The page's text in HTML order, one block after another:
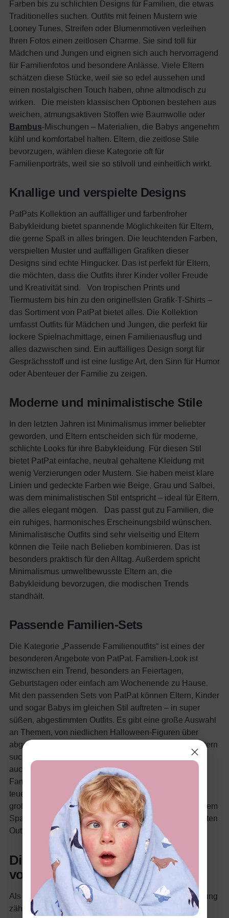
Farben bis zu schlichten Designs für Familien, die etwas
Traditionelles suchen. Outfits mit feinen Mustern wie
Looney Tunes, Streifen oder Blumenmotiven verleihen
Ihren Fotos einen zeitlosen Charme. Sie sind toll für
Mädchen und Jungen und eignen sich auch hervorragend
für Familienfotos und besondere Anlässe. Viele Eltern
schätzen diese Stücke, weil sie so edel aussehen und
einen nostalgischen Touch haben, ohne altmodisch zu
wirken.
Die meisten klassischen Optionen bestehen aus
weichen, atmungsaktiven Stoffen wie Baumwolle oder
Bambus-Mischungen – Materialien, die Babys angenehm
kühl und komfortabel halten. Eltern, die zeitlose Stile
bevorzugen, wählen diese Kategorie oft für
Familienporträts, weil sie so stilvoll und einheitlich wirkt.
Knallige und verspielte Designs
PatPats Kollektion an auffälliger und farbenfroher
Babykleidung bietet spannende Möglichkeiten für Eltern,
die gerne Spaß in alles bringen. Die leuchtenden Farben,
verspielten Muster und auffälligen Grafiken dieser
Designs sind echte Hingucker. Das ist perfekt für Eltern,
die möchten, dass die Outfits ihrer Kinder voller Freude
und Kreativität sind.
Von tropischen Prints und
Tiermustern bis hin zu den originellsten Grafik-T-Shirts –
das Sortiment von PatPat bietet alles. Die Kollektion
umfasst Outfits für Mädchen und Jungen, die perfekt für
lockere Spielnachmittage, einen Familienausflug und
alles dazwischen sind. Ein auffälliges Design sorgt für
Gesprächsstoff und ist eine lustige Art, den Sinn für Humor
oder Abenteuer der Familie zu zeigen.
Moderne und minimalistische Stile
In den letzten Jahren ist Minimalismus immer beliebter
geworden, und Eltern entscheiden sich für moderne,
schlichte Looks für ihre Babykleidung. Für diesen Stil
bietet PatPat einfache, neutral gehaltene Kleidung mit
wenig Verzierungen oder Mustern. Sie haben meist klare
Linien und gedeckte Farben wie Beige, Grau und Salbei,
was dem minimalistischen Stil entspricht – ideal für Eltern,
die alles elegant mögen.
Das passt gut zu Familien, die
ein ruhiges, harmonisches Erscheinungsbild wünschen.
Minimalistische Outfits sind sehr vielseitig und Eltern
können die Teile nach Belieben kombinieren. Das ist
besonders praktisch für den Alltag. Außerdem spricht
Minimalismus umweltbewusste Eltern an, die
Babykleidung bevorzugen, die modischen Trends
standhält.
Passende Familien-Sets
Die Kategorie „Passende Familienoutfits“ ist eines der
besonderen Angebote von PatPat. Familien-Look ist
inzwischen ein Trend, besonders an Feiertagen,
Geburtstagen oder einfach am Wochenende zu Hause.
Mit den passenden Sets von PatPat können Eltern, Kinder
und sogar Babys im gleichen Stil auftreten – in super
süßen, abgestimmten Outfits. Es gibt eine große Auswahl
an Themen, von niedlichen Halloween-Figuren über
abgestimmte Farben bis hin zu festlichen Motiven.
Eltern
suchen immer nach Möglichkeiten, die Familienbande
auch optisch darzustellen – und wer kann passenden
Familienoutfits widerstehen? Auch wenn der Trend oft
teuer ist, macht PatPat es möglich, dass Familien ohne
große Ausgaben mitmachen können. Es macht außerdem
Spaß, Erinnerungen festzuhalten, denn die abgestimmten
Outfits machen Kinderfotos einfach unvergesslich.
Die praktische Seite bei der Wahl
von Babykleidung
Als Eltern lernt man schnell: Beim Kauf von Babykleidung
zählt mehr als nur der Stil. Da Babys oft umgezogen